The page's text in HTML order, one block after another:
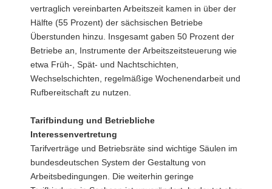
vertraglich vereinbarten Arbeitszeit kamen in über der
Hälfte (55 Prozent) der sächsischen Betriebe
Überstunden hinzu. Insgesamt gaben 50 Prozent der
Betriebe an, Instrumente der Arbeitszeitsteuerung wie
etwa Früh-, Spät- und Nachtschichten,
Wechselschichten, regelmäßige Wochenendarbeit und
Rufbereitschaft zu nutzen.
Tarifbindung und Betriebliche
Interessenvertretung
Tarifverträge und Betriebsräte sind wichtige Säulen im
bundesdeutschen System der Gestaltung von
Arbeitsbedingungen. Die weiterhin geringe